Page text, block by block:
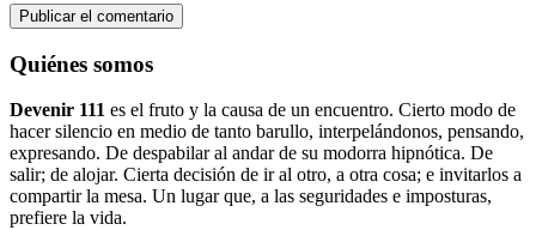
Quiénes somos
Devenir 111 es el fruto y la causa de un encuentro. Cierto modo de
hacer silencio en medio de tanto barullo, interpelándonos, pensando,
expresando. De despabilar al andar de su modorra hipnótica. De
salir; de alojar. Cierta decisión de ir al otro, a otra cosa; e invitarlos a
compartir la mesa. Un lugar que, a las seguridades e imposturas,
prefiere la vida.